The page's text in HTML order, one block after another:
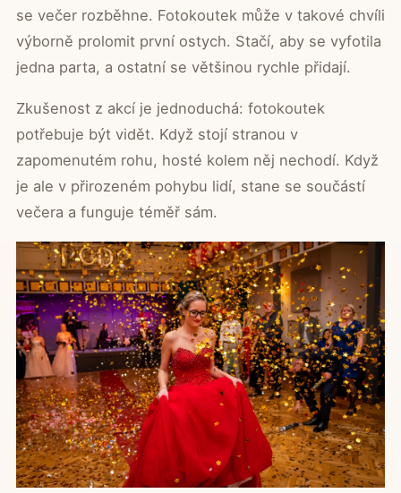
se večer rozběhne. Fotokoutek může v takové chvíli
výborně prolomit první ostych. Stačí, aby se vyfotila
jedna parta, a ostatní se většinou rychle přidají.
Zkušenost z akcí je jednoduchá: fotokoutek
potřebuje být vidět. Když stojí stranou v
zapomenutém rohu, hosté kolem něj nechodí. Když
je ale v přirozeném pohybu lidí, stane se součástí
večera a funguje téměř sám.